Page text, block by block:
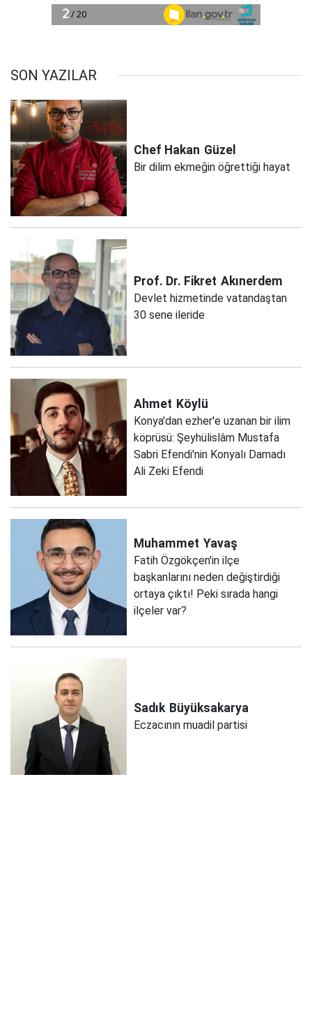
SON YAZILAR
Chef Hakan Güzel
Bir dilim ekmeğin öğrettiği hayat
Prof. Dr. Fikret Akınerdem
Devlet hizmetinde vatandaştan
30 sene ileride
Ahmet Köylü
Konya'dan ezher'e uzanan bir ilim
köprüsü: Şeyhülislâm Mustafa
Sabri Efendi'nin Konyalı Damadı
Ali Zeki Efendi
Muhammet Yavaş
Fatih Özgökçen'in ilçe
başkanlarını neden değiştirdiği
ortaya çıktı! Peki sırada hangi
ilçeler var?
Sadık Büyüksakarya
Eczacının muadil partisi